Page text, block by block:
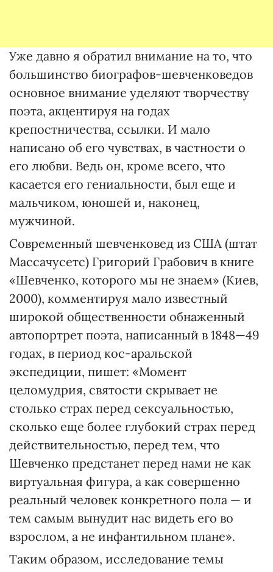
Уже давно я обратил внимание на то, что
большинство биографов-шевченковедов
основное внимание уделяют творчеству
поэта, акцентируя на годах
крепостничества, ссылки. И мало
написано об его чувствах, в частности о
его любви. Ведь он, кроме всего, что
касается его гениальности, был еще и
мальчиком, юношей и, наконец,
мужчиной.
Современный шевченковед из США (штат
Массачусетс) Григорий Грабович в книге
«Шевченко, которого мы не знаем» (Киев,
2000), комментируя мало известный
широкой общественности обнаженный
автопортрет поэта, написанный в 1848—49
годах, в период кос-аральской
экспедиции, пишет: «Момент
целомудрия, святости скрывает не
столько страх перед сексуальностью,
сколько еще более глубокий страх перед
действительностью, перед тем, что
Шевченко предстанет перед нами не как
виртуальная фигура, а как совершенно
реальный человек конкретного пола — и
тем самым вынудит нас видеть его во
взрослом, а не инфантильном плане».
Таким образом, исследование темы